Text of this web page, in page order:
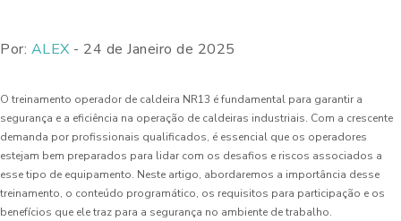
Por: ALEX - 24 de Janeiro de 2025
O treinamento operador de caldeira NR13 é fundamental para garantir a
segurança e a eficiência na operação de caldeiras industriais. Com a crescente
demanda por profissionais qualificados, é essencial que os operadores
estejam bem preparados para lidar com os desafios e riscos associados a
esse tipo de equipamento. Neste artigo, abordaremos a importância desse
treinamento, o conteúdo programático, os requisitos para participação e os
benefícios que ele traz para a segurança no ambiente de trabalho.